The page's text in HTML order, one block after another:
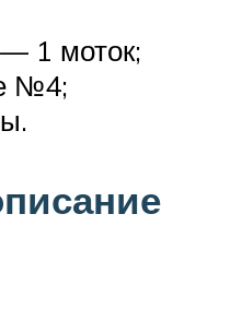
1 моток;
№4;